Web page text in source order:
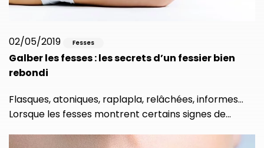
02/05/2019 Fesses
Galber les fesses : les secrets d’un fessier bien
rebondi
Flasques, atoniques, raplapla, relâchées, informes…
Lorsque les fesses montrent certains signes de…